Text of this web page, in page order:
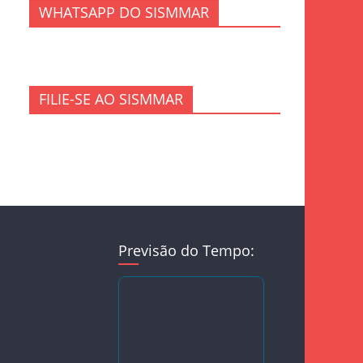
WHATSAPP DO SISMMAR
FILIE-SE AO SISMMAR
Previsão do Tempo: